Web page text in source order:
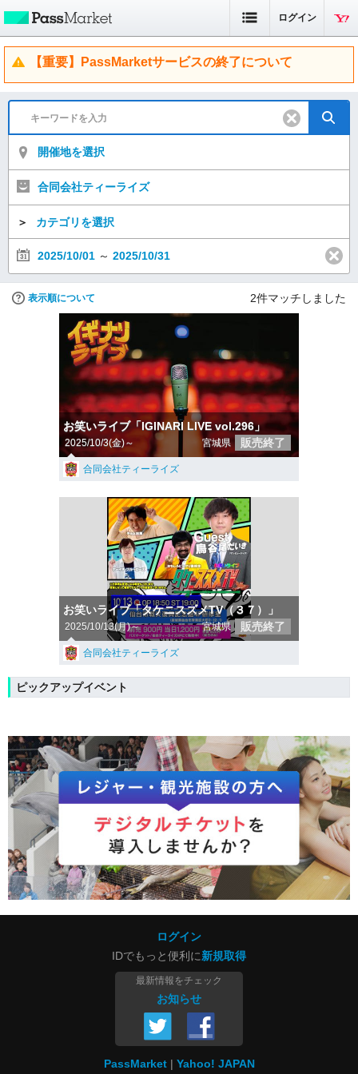
ログイン
【重要】PassMarketサービスの終了について
開催地を選択
合同会社ティーライズ
＞ カテゴリを選択
2025/10/01 ～ 2025/10/31
表示順について 2件マッチしました
お笑いライブ「IGINARI LIVE vol.296」
2025/10/3(金)～ 宮城県 販売終了
合同会社ティーライズ
お笑いライブ「タケニスズメTV（３７）」
2025/10/13(月)～ 宮城県 販売終了
合同会社ティーライズ
ピックアップイベント
ログイン
IDでもっと便利に新規取得
最新情報をチェック
お知らせ
PassMarket Yahoo! JAPAN